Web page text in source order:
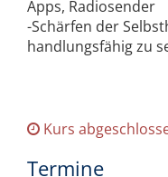
Apps, Radiosender
-Schärfen der
handlungsfähig zu
Kurs
Termine